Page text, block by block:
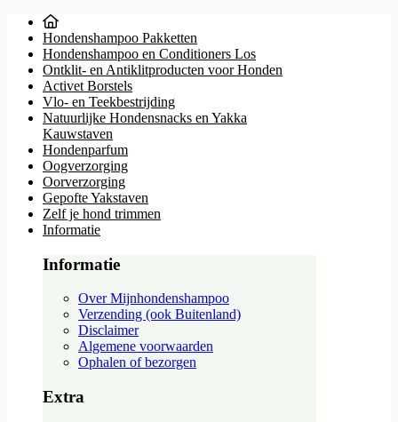
Hondenshampoo Pakketten
Hondenshampoo en Conditioners Los
Ontklit- en Antiklitproducten voor Honden
Activet Borstels
Vlo- en Teekbestrijding
Natuurlijke Hondensnacks en Yakka
Kauwstaven
Hondenparfum
Oogverzorging
Oorverzorging
Gepofte Yakstaven
Zelf je hond trimmen
Informatie
Informatie
Over Mijnhondenshampoo
Verzending (ook Buitenland)
Disclaimer
Algemene voorwaarden
Ophalen of bezorgen
Extra